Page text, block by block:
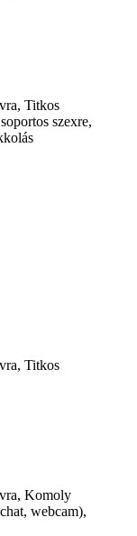
Titkos
szexre,
Titkos
Komoly
webcam),